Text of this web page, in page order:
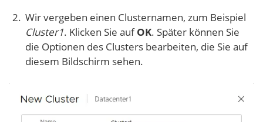
Wir vergeben einen Clusternamen, zum Beispiel
Cluster1. Klicken Sie aufOK. Später können Sie
die Optionen des Clusters bearbeiten, die Sie auf
diesem Bildschirm sehen.